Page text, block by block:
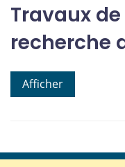
Travaux de
recherche
Afficher